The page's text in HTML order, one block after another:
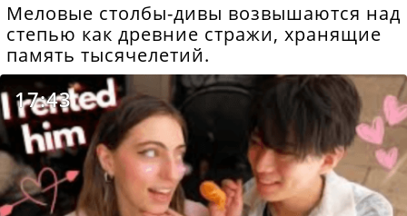
Меловые столбы-дивы возвышаются над
степью как древние стражи, хранящие
память тысячелетий.
17:43